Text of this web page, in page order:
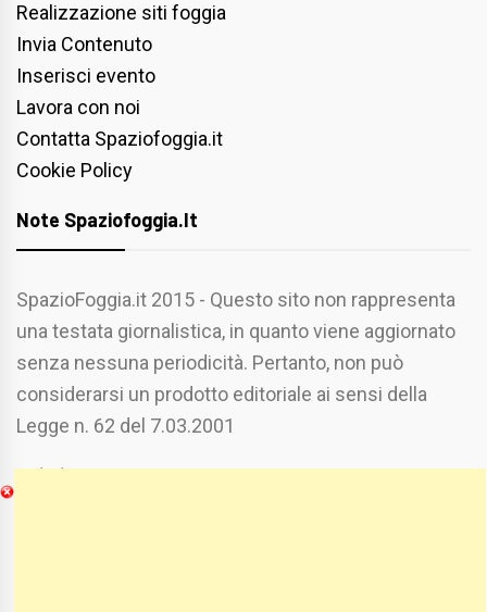
Realizzazione siti foggia
Invia Contenuto
Inserisci evento
Lavora con noi
Contatta Spaziofoggia.it
Cookie Policy
Note Spaziofoggia.it
SpazioFoggia.it 2015 - Questo sito non rappresenta
una testata giornalistica, in quanto viene aggiornato
senza nessuna periodicità. Pertanto, non può
considerarsi un prodotto editoriale ai sensi della
Legge n. 62 del 7.03.2001
Chi Siamo